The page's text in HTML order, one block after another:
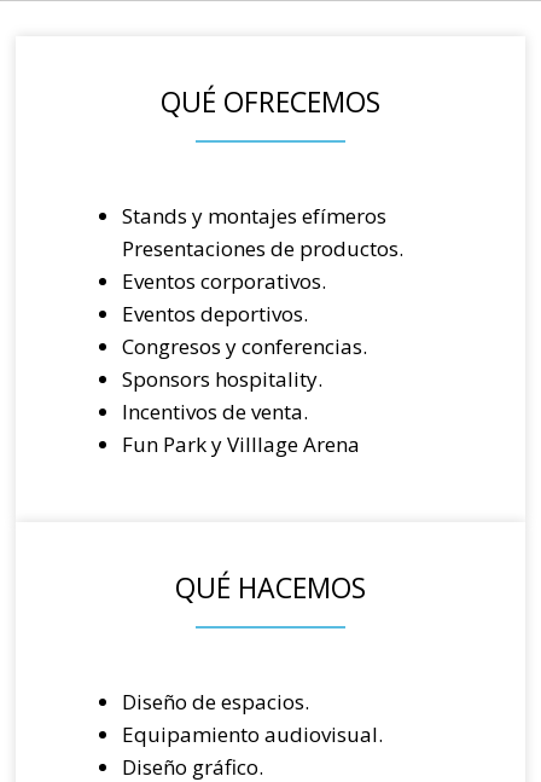
QUÉ OFRECEMOS
Stands y montajes efímeros
Presentaciones de productos.
Eventos corporativos.
Eventos deportivos.
Congresos y conferencias.
Sponsors hospitality.
Incentivos de venta.
Fun Park y Villlage Arena
QUÉ HACEMOS
Diseño de espacios.
Equipamiento audiovisual.
Diseño gráfico.